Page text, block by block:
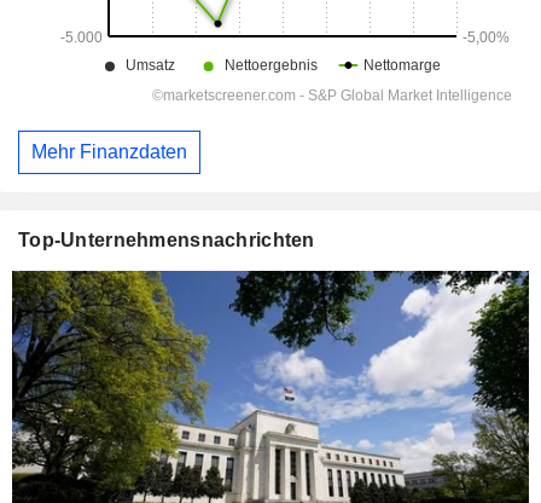
Mehr Finanzdaten
Top-Unternehmensnachrichten